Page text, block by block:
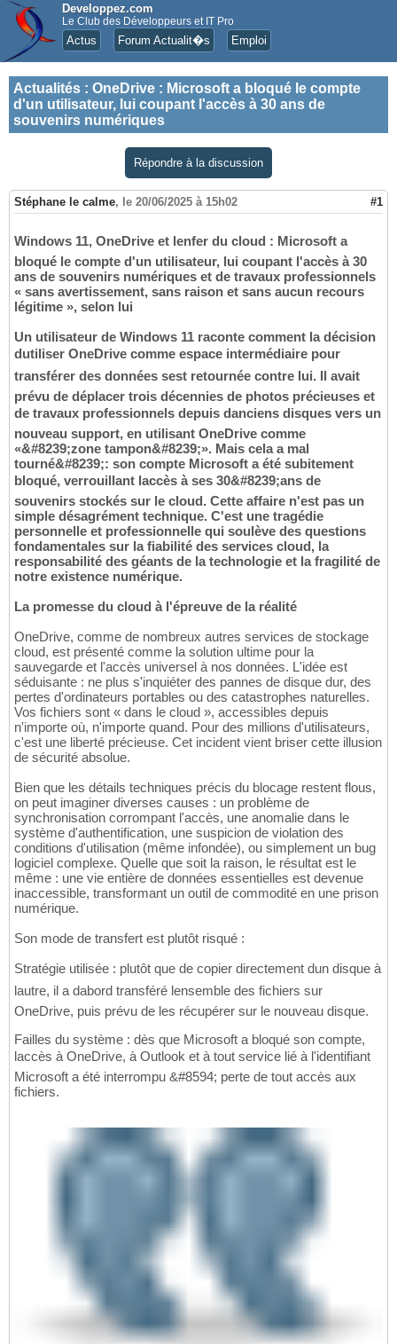
Developpez.com
Le Club des Développeurs et IT Pro
Actus Forum Actualit�s Emploi
Actualités : OneDrive : Microsoft a bloqué le compte
d'un utilisateur, lui coupant l'accès à 30 ans de
souvenirs numériques
Répondre à la discussion
Stéphane le calme, le 20/06/2025 à 15h02 #1
Windows 11, OneDrive et lenfer du cloud : Microsoft a
bloqué le compte d'un utilisateur, lui coupant l'accès à 30
ans de souvenirs numériques et de travaux professionnels
« sans avertissement, sans raison et sans aucun recours
légitime », selon lui
Un utilisateur de Windows 11 raconte comment la décision
dutiliser OneDrive comme espace intermédiaire pour
transférer des données sest retournée contre lui. Il avait
prévu de déplacer trois décennies de photos précieuses et
de travaux professionnels depuis danciens disques vers un
nouveau support, en utilisant OneDrive comme
«&#8239;zone tampon&#8239;». Mais cela a mal
tourné&#8239;: son compte Microsoft a été subitement
bloqué, verrouillant laccès à ses 30&#8239;ans de
souvenirs stockés sur le cloud. Cette affaire n'est pas un
simple désagrément technique. C'est une tragédie
personnelle et professionnelle qui soulève des questions
fondamentales sur la fiabilité des services cloud, la
responsabilité des géants de la technologie et la fragilité de
notre existence numérique.
La promesse du cloud à l'épreuve de la réalité
OneDrive, comme de nombreux autres services de stockage
cloud, est présenté comme la solution ultime pour la
sauvegarde et l'accès universel à nos données. L'idée est
séduisante : ne plus s'inquiéter des pannes de disque dur, des
pertes d'ordinateurs portables ou des catastrophes naturelles.
Vos fichiers sont « dans le cloud », accessibles depuis
n'importe où, n'importe quand. Pour des millions d'utilisateurs,
c'est une liberté précieuse. Cet incident vient briser cette illusion
de sécurité absolue.
Bien que les détails techniques précis du blocage restent flous,
on peut imaginer diverses causes : un problème de
synchronisation corrompant l'accès, une anomalie dans le
système d'authentification, une suspicion de violation des
conditions d'utilisation (même infondée), ou simplement un bug
logiciel complexe. Quelle que soit la raison, le résultat est le
même : une vie entière de données essentielles est devenue
inaccessible, transformant un outil de commodité en une prison
numérique.
Son mode de transfert est plutôt risqué :
Stratégie utilisée : plutôt que de copier directement dun disque à
lautre, il a dabord transféré lensemble des fichiers sur
OneDrive, puis prévu de les récupérer sur le nouveau disque.
Failles du système : dès que Microsoft a bloqué son compte,
laccès à OneDrive, à Outlook et à tout service lié à l'identifiant
Microsoft a été interrompu &#8594; perte de tout accès aux
fichiers.